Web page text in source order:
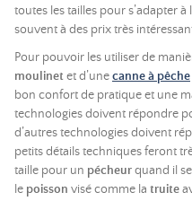
toutes les tailles pour s’adapter
souvent à des prix très
Pour pouvoir les utiliser de
moulinetet d’unecanne à pêche
bon confort de pratique et une
technologies doivent répondre
d’autres technologies doivent
petits détails techniques feront
taille pour un pécheurquand il
le poisson visé comme la truite